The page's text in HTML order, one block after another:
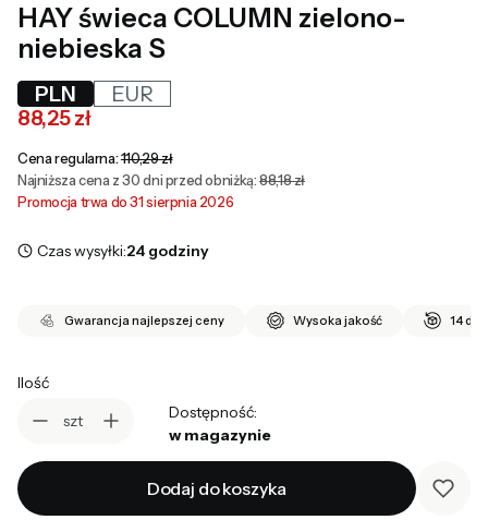
HAY świeca COLUMN zielono-
niebieska S
PLN
EUR
88,25 zł
Cena regularna:110,29 zł
Najniższa cena z 30 dni przed obniżką: 88,18 zł
Promocja trwa do 31 sierpnia 2026
Czas wysyłki:24 godziny
Gwarancja najlepszej ceny Wysoka jakość 14 dni
Ilość
szt
Dostępność:
w magazynie
Dodaj do koszyka